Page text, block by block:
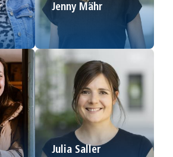
Jenny Mähr
Julia Saller